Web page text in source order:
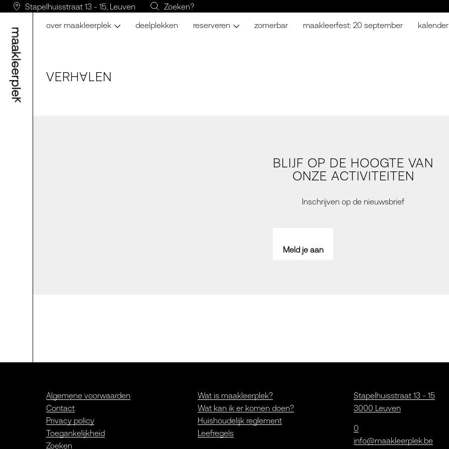
Stapelhuisstraat 13 - 15, Leuven Zoeken?
over maakleerplek deelplekken reserveren zomerbar maakleerfest: 20 september kalender
VERHALEN
BLIJF OP DE HOOGTE VAN
ONZE ACTIVITEITEN
Inschrijven op de nieuwsbrief
Meld je aan
Algemene voorwaarden
Contact
Privacy policy
Toegankelijkheid
Zoeken
Wat is maakleerplek?
Wat kan ik er komen doen?
Huishoudelijk reglement
Leefregels
Stapelhuisstraat 13 - 15
3000 Leuven
0
info@maakleerplek.be